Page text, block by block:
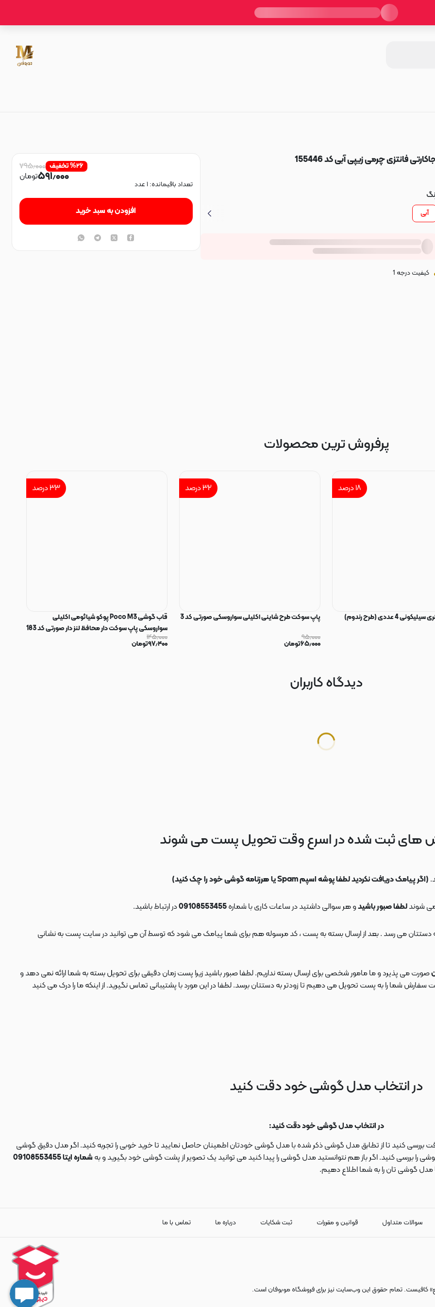
فانتزی چرمی زیپی آبی کد 155446
آبی
کیفیت درجه 1
%۲۶ تخفیف ۷۹۵٫۰۰۰
۵۹۱٫۰۰۰تومان
تعداد باقیمانده: ۱عدد
افزودن به سبد خرید
پرفروش ترین محصولات
۱۸درصد
4 عددی (طرح رندوم)
۳۲درصد
پاپ سوکت طرح شاینی اکلیلی سواروسکی صورتی کد 3
۹۵٫۰۰۰
۶۵٫۰۰۰تومان
۳۳درصد
قاب گوشی Poco M3 پوکو شیائومی اکلیلی
سواروسکی پاپ سوکت دار محافظ لنز دار صورتی کد 183
۱۴۵٫۰۰۰
۹۷٫۴۰۰تومان
دیدگاه کاربران
های ثبت شده در اسرع وقت تحویل پست می شوند
(اگر پیامک دریافت نکردید لطفا پوشه اسپم Spam یا هرزنامه گوشی خود را چک کنید)
شوندلطفا صبور باشیدو هر سوالی داشتید در ساعات کاری با شماره در ارتباط باشید.
صورت می پذیرد و ما مامور شخصی برای ارسال بسته نداریم. لطفا صبور باشید زیرا پست زمان دقیقی برای تحویل بسته به شما ارائه نمی دهد و
شما را به پست تحویل می دهیم تا زودتر به دستتان برسد. لطفا در این مورد با پشتیبانی تماس نگیرید. از اینکه ما را درک می کنید
در انتخاب مدل گوشی خود دقت کنید
در انتخاب مدل گوشی خود دقت کنید:
بررسی کنید تا از تطابق مدل گوشی ذکر شده با مدل گوشی خودتان اطمینان حاصل نمایید تا خرید خوبی را تجربه کنید. اگر مدل دقیق گوشی
بررسی کنید. اگر باز هم نتوانستید مدل گوشی را پیدا کنید می توانید یک تصویر از پشت گوشی خود بگیرید و به شماره ایتا 09108553455
مدل گوشی تان را به شما اطلاع دهیم.
سوالات متداول قوانین و مقررات ثبت شکایات درباره ما تماس با ما
کافیست. تمام حقوق اين وب‌سايت نیز برای فروشگاه موبوفان است.